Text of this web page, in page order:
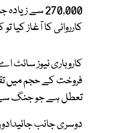
270,000 سے
کارروائی کا آغاز کیا
کاروباری نیوز
تعطل ہے جو جنگ